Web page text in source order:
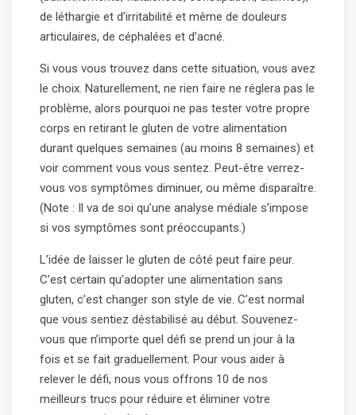
de léthargie et d’irritabilité et même de douleurs
articulaires, de céphalées et d’acné.
Si vous vous trouvez dans cette situation, vous avez
le choix. Naturellement, ne rien faire ne réglera pas le
problème, alors pourquoi ne pas tester votre propre
corps en retirant le gluten de votre alimentation
durant quelques semaines (au moins 8 semaines) et
voir comment vous vous sentez. Peut-être verrez-
vous vos symptômes diminuer, ou même disparaître.
(Note : Il va de soi qu’une analyse médiale s’impose
si vos symptômes sont préoccupants.)
L’idée de laisser le gluten de côté peut faire peur.
C’est certain qu’adopter une alimentation sans
gluten, c’est changer son style de vie. C’est normal
que vous sentiez déstabilisé au début. Souvenez-
vous que n’importe quel défi se prend un jour à la
fois et se fait graduellement. Pour vous aider à
relever le défi, nous vous offrons 10 de nos
meilleurs trucs pour réduire et éliminer votre